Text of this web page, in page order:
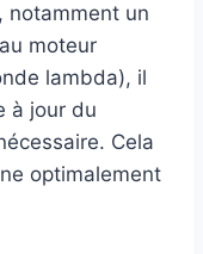
notamment un
moteur
lambda), il
à jour du
Cela
optimalement